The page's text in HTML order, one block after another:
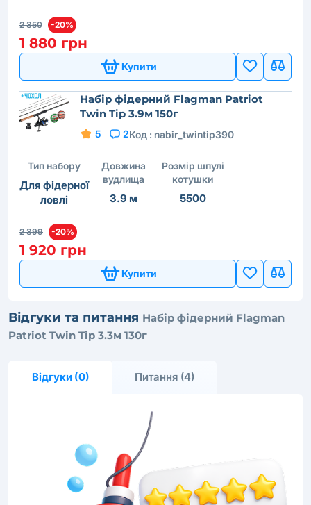
2 350 -20%
1 880 грн
Купити
Набір фідерний Flagman Patriot
Twin Tip 3.9м 150г
5 2Код : nabir_twintip390
Тип набору
Для фідерної
ловлі
Довжина
вудлища
3.9 м
Розмір шпулі
котушки
5500
2 399 -20%
1 920 грн
Купити
Відгуки та питання Набір фідерний Flagman
Patriot Twin Tip 3.3м 130г
Відгуки (0) Питання (4)